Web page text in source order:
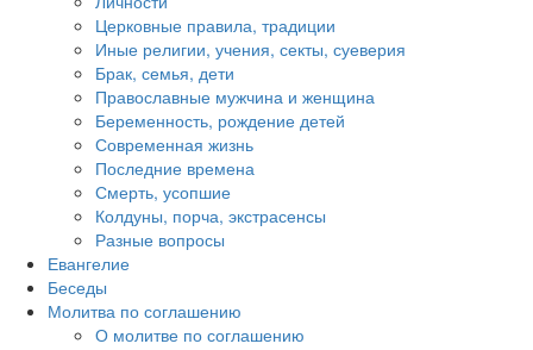
Церковные правила, традиции
Иные религии, учения, секты, суеверия
Брак, семья, дети
Православные мужчина и женщина
Беременность, рождение детей
Современная жизнь
Последние времена
Смерть, усопшие
Колдуны, порча, экстрасенсы
Разные вопросы
Евангелие
Беседы
Молитва по соглашению
О молитве по соглашению